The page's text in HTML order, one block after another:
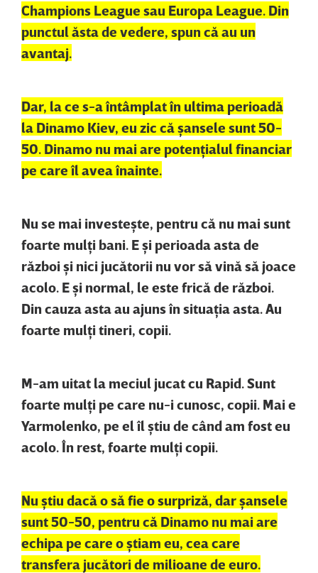
Champions League sau Europa League. Din
punctul ăsta de vedere, spun că au un
avantaj.
Dar, la ce s-a întâmplat în ultima perioadă
la Dinamo Kiev, eu zic că şansele sunt 50-
50. Dinamo nu mai are potenţialul financiar
pe care îl avea înainte.
Nu se mai investeşte, pentru că nu mai sunt
foarte mulţi bani. E şi perioada asta de
război şi nici jucătorii nu vor să vină să joace
acolo. E şi normal, le este frică de război.
Din cauza asta au ajuns în situaţia asta. Au
foarte mulţi tineri, copii.
M-am uitat la meciul jucat cu Rapid. Sunt
foarte mulţi pe care nu-i cunosc, copii. Mai e
Yarmolenko, pe el îl ştiu de când am fost eu
acolo. În rest, foarte mulţi copii.
Nu ştiu dacă o să fie o surpriză, dar şansele
sunt 50-50, pentru că Dinamo nu mai are
echipa pe care o ştiam eu, cea care
transfera jucători de milioane de euro.